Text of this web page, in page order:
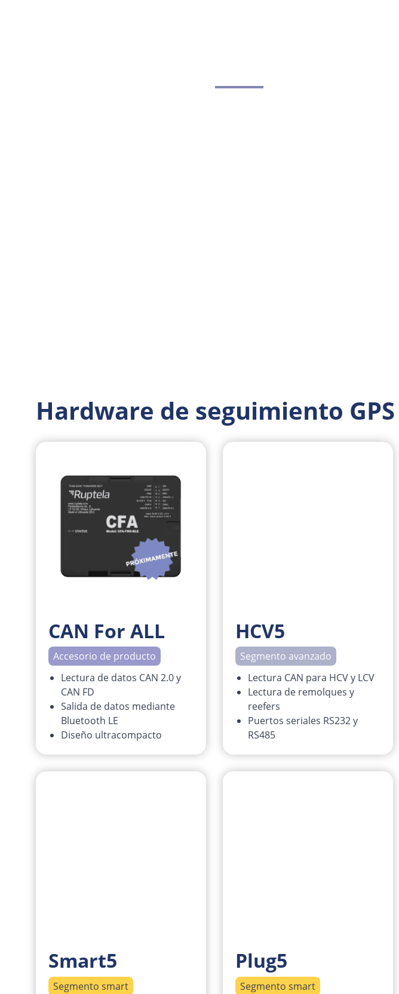
Hardware de seguimiento GPS
CAN For ALL
Accesorio de producto
Lectura de datos CAN 2.0 y
CAN FD
Salida de datos mediante
Bluetooth LE
Diseño ultracompacto
HCV5
Segmento avanzado
Lectura CAN para HCV y LCV
Lectura de remolques y
reefers
Puertos seriales RS232 y
RS485
Smart5
Segmento smart
Plug5
Segmento smart